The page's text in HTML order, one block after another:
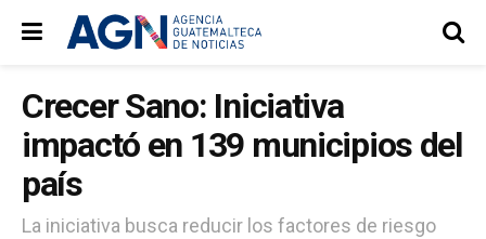
Crecer Sano: Iniciativa
impactó en 139 municipios del
país
La iniciativa busca reducir los factores de riesgo